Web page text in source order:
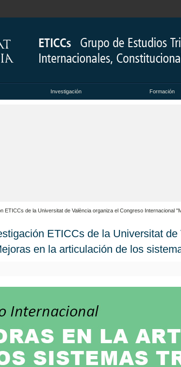
Investigación Formación
ETICCs de la Universitat de València organiza el Congreso Internacional
ETICCs de la Universitat
en la articulación de los